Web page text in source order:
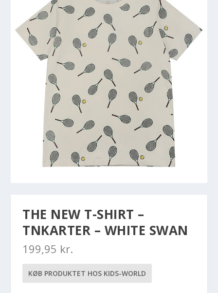
THE NEW T-SHIRT –
TNKARTER – WHITE SWAN
199,95 kr.
KØB PRODUKTET HOS KIDS-WORLD